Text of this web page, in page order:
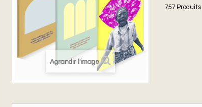
Agrandir l'image
757 Produits